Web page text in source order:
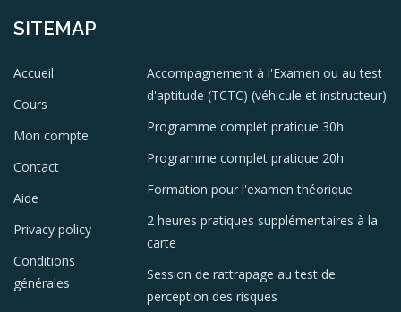
SITEMAP
Accueil
Cours
Mon compte
Contact
Aide
Privacy policy
Conditions
générales
Accompagnement à l'Examen ou au test
d'aptitude (TCTC) (véhicule et instructeur)
Programme complet pratique 30h
Programme complet pratique 20h
Formation pour l'examen théorique
2 heures pratiques supplémentaires à la
carte
Session de rattrapage au test de
perception des risques